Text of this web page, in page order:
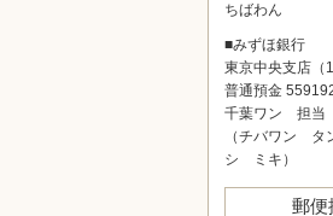
ちばわん
■みずほ銀行
東京中央支店（
普通預金
千葉ワン 担
（チバワン
シ ミキ）
郵便